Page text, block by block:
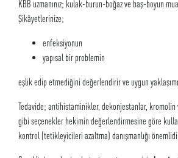
KBB uzmanınız; kulak-burun-boğaz ve baş-boyun
Şikâyetlerinize;
enfeksiyonun
yapısal bir problemin
eşlik edip etmediğini değerlendirir ve uygun
Tedavide; antihistaminikler, dekonjestanlar,
gibi seçenekler hekimin değerlendirmesine göre
kontrol (tetikleyicileri azaltma) danışmanlığı